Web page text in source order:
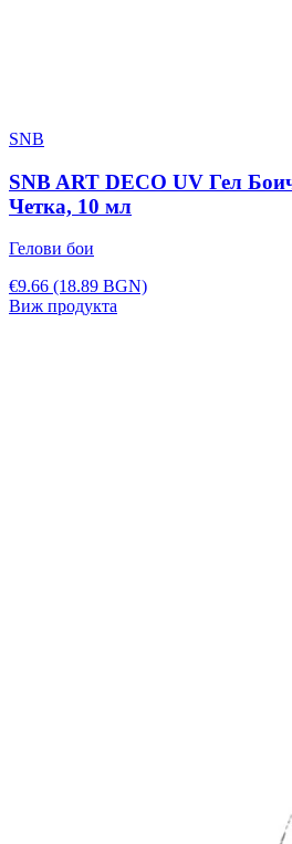
SNB
SNB ART DECO UV Гел
Четка, 10 мл
Гелови бои
€9.66 (18.89 BGN)
Виж продукта